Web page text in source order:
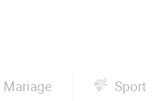
Mariage Sport